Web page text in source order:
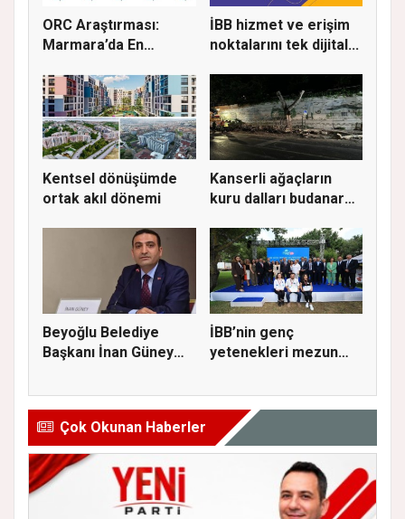
ORC Araştırması:
Marmara’da En
İBB hizmet ve erişim
noktalarını tek dijital...
Kentsel dönüşümde
ortak akıl dönemi
Kanserli ağaçların
kuru dalları budanarak
Beyoğlu Belediye
Başkanı İnan Güney
İBB’nin genç
yetenekleri mezun
Çok Okunan Haberler